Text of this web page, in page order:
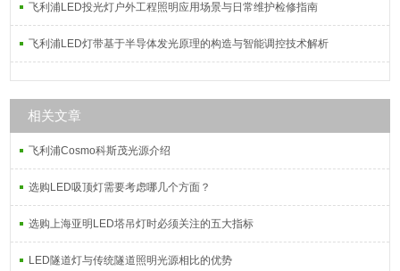
飞利浦LED投光灯户外工程照明应用场景与日常维护检修指南
飞利浦LED灯带基于半导体发光原理的构造与智能调控技术解析
相关文章
飞利浦Cosmo科斯茂光源介绍
选购LED吸顶灯需要考虑哪几个方面？
选购上海亚明LED塔吊灯时必须关注的五大指标
LED隧道灯与传统隧道照明光源相比的优势